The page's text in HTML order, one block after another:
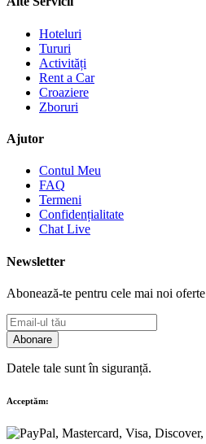
Hoteluri
Tururi
Activități
Rent a Car
Croaziere
Zboruri
Ajutor
Contul Meu
FAQ
Termeni
Confidențialitate
Chat Live
Newsletter
Abonează-te pentru cele mai noi oferte
Abonare
Datele tale sunt în siguranță.
Acceptăm: